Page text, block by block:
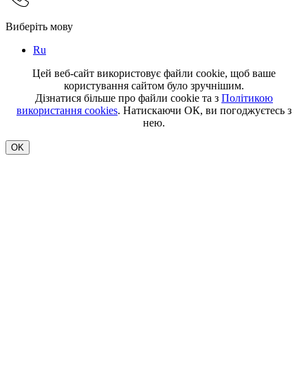
Виберіть мову
Ru
Цей веб-сайт використовує файли cookie, щоб ваше
користування сайтом було зручнішим.
Дізнатися більше про файли cookie та з Політикою
використання cookies. Натискаючи ОК, ви погоджуєтесь з
нею.
OK